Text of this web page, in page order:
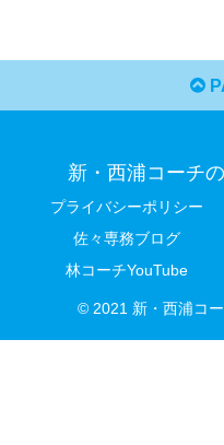
新・西浦コーチ
プライバシーポリシー
佐々専務ブログ
林コーチYouTube
© 2021 新・西浦コ